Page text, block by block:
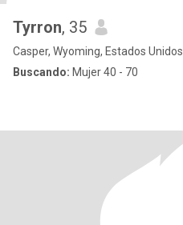
Tyrron, 35
Casper, Wyoming, Estados Unidos
Buscando: Mujer 40 - 70